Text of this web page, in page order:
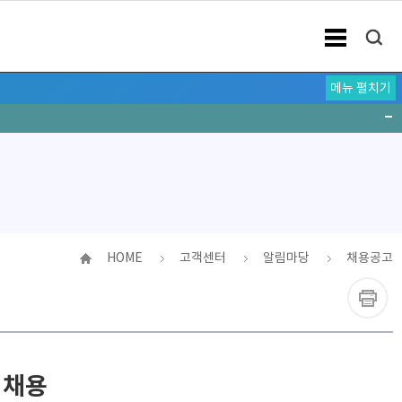
메뉴 펼치기
HOME 고객센터 알림마당 채용공고
용